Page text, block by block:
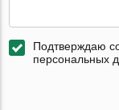
Подтверждаю
персональных